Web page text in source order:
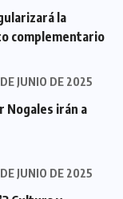
la
complementario
JUNIO DE 2025
Nogales irán a
JUNIO DE 2025